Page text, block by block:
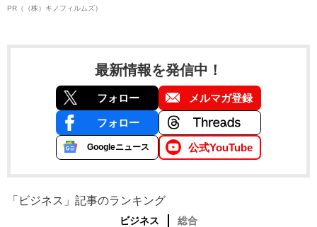
PR（（株）キノフィルムズ）
最新情報を発信中！
フォロー メルマガ登録
フォロー
Googleニュース 公式YouTube
「ビジネス」記事のランキング
ビジネス 総合